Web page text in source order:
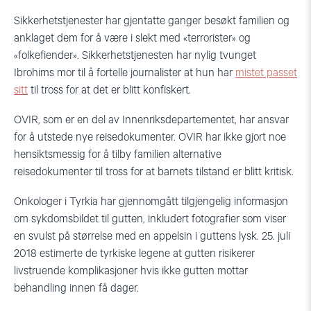
Sikkerhetstjenester har gjentatte ganger besøkt familien og
anklaget dem for å være i slekt med «terrorister» og
«folkefiender». Sikkerhetstjenesten har nylig tvunget
Ibrohims mor til å fortelle journalister at hun har mistet passet
sitt til tross for at det er blitt konfiskert.
OVIR, som er en del av Innenriksdepartementet, har ansvar
for å utstede nye reisedokumenter. OVIR har ikke gjort noe
hensiktsmessig for å tilby familien alternative
reisedokumenter til tross for at barnets tilstand er blitt kritisk.
Onkologer i Tyrkia har gjennomgått tilgjengelig informasjon
om sykdomsbildet til gutten, inkludert fotografier som viser
en svulst på størrelse med en appelsin i guttens lysk. 25. juli
2018 estimerte de tyrkiske legene at gutten risikerer
livstruende komplikasjoner hvis ikke gutten mottar
behandling innen få dager.